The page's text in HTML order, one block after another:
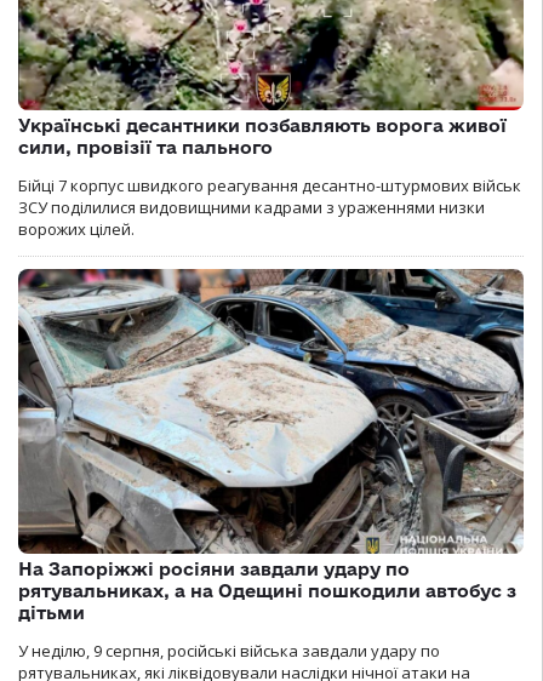
Українські десантники позбавляють ворога живої
сили, провізії та пального
Бійці 7 корпус швидкого реагування десантно-штурмових військ
ЗСУ поділилися видовищними кадрами з ураженнями низки
ворожих цілей.
На Запоріжжі росіяни завдали удару по
рятувальниках, а на Одещині пошкодили автобус з
дітьми
У неділю, 9 серпня, російські війська завдали удару по
рятувальниках, які ліквідовували наслідки нічної атаки на